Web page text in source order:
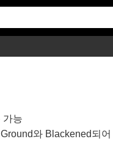
가능
와 Blackened되어